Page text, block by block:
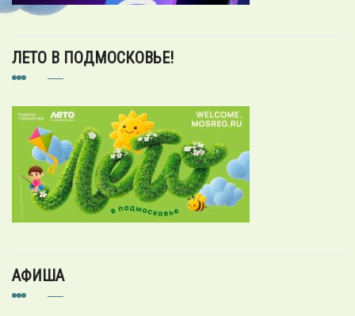
ЛЕТО В ПОДМОСКОВЬЕ!
АФИША